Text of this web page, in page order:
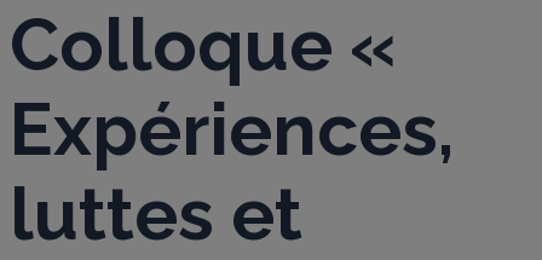
Colloque «
Expériences,
luttes et